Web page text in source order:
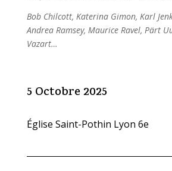
Bob Chilcott, Katerina Gimon, Karl
Andrea Ramsey, Maurice Ravel, Pärt
Vazart…
5 Octobre 2025
Église Saint-Pothin Lyon 6e